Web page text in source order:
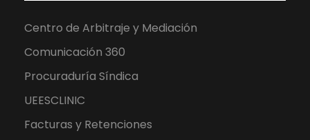
Centro de Arbitraje y Mediación
Comunicación 360
Procuraduría Síndica
UEESCLINIC
Facturas y Retenciones